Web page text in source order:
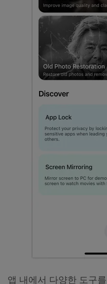
앱 내에서 다양한 도구